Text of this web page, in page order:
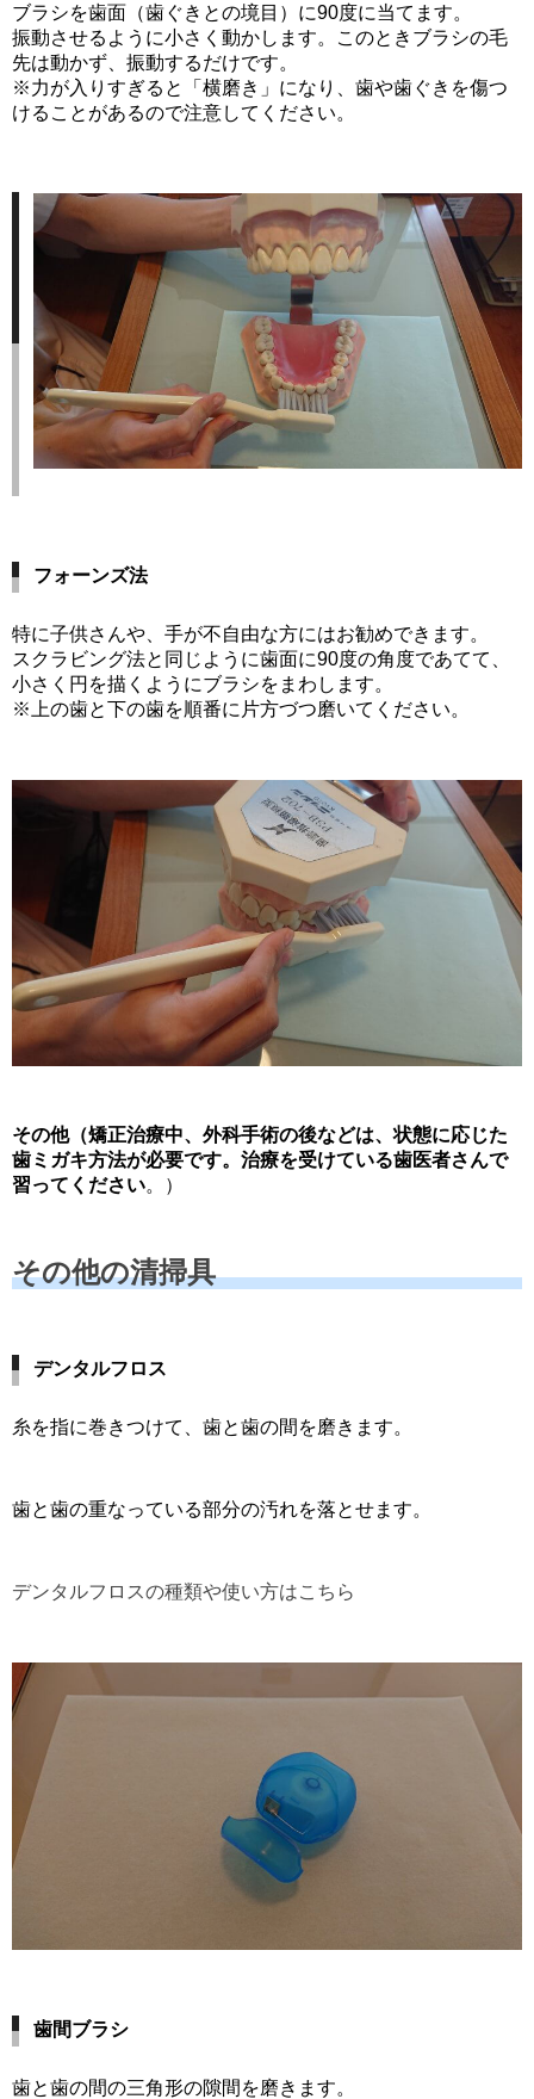
ブラシを歯面（歯ぐきとの境目）に90度に当てます。
振動させるように小さく動かします。このときブラシの毛
先は動かず、振動するだけです。
※力が入りすぎると「横磨き」になり、歯や歯ぐきを傷つ
けることがあるので注意してください。
フォーンズ法
特に子供さんや、手が不自由な方にはお勧めできます。
スクラビング法と同じように歯面に90度の角度であてて、
小さく円を描くようにブラシをまわします。
※上の歯と下の歯を順番に片方づつ磨いてください。
その他（矯正治療中、外科手術の後などは、状態に応じた
歯ミガキ方法が必要です。治療を受けている歯医者さんで
習ってください。）
その他の清掃具
デンタルフロス
糸を指に巻きつけて、歯と歯の間を磨きます。
歯と歯の重なっている部分の汚れを落とせます。
デンタルフロスの種類や使い方はこちら
歯間ブラシ
歯と歯の間の三角形の隙間を磨きます。